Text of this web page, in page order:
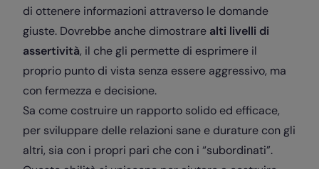
di ottenere informazioni attraverso le domande
giuste. Dovrebbe anche dimostrare alti livelli di
assertività, il che gli permette di esprimere il
proprio punto di vista senza essere aggressivo, ma
con fermezza e decisione.
Sa come costruire un rapporto solido ed efficace,
per sviluppare delle relazioni sane e durature con gli
altri, sia con i propri pari che con i “subordinati”.